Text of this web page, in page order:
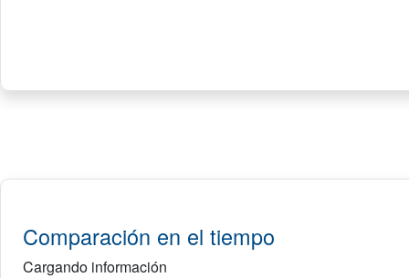
Comparación en el tiempo
Cargando información